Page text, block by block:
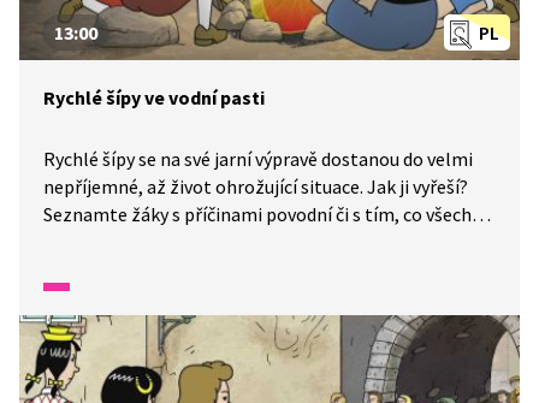
PL
13:00
Rychlé šípy ve vodní pasti
Rychlé šípy se na své jarní výpravě dostanou do velmi
nepříjemné, až život ohrožující situace. Jak ji vyřeší?
Seznamte žáky s příčinami povodní či s tím, co všechno